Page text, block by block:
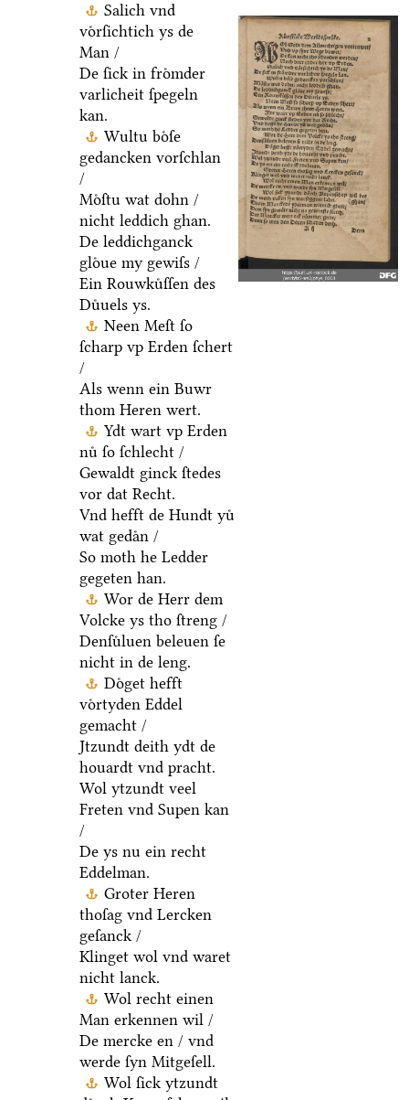
Salich vnd
voͤrſichtich ys de
Man /
De ſick in froͤmder
varlicheit ſpegeln
kan.
Wultu boͤſe
gedancken vorſchlan
/
Moͤſtu wat dohn /
nicht leddich ghan.
De leddichganck
gloͤue my gewiſs /
Ein Rouwkuͤſſen des
Duͤuels ys.
Neen Meſt ſo
ſcharp vp Erden ſchert
/
Als wenn ein Buwr
thom Heren wert.
Ydt wart vp Erden
nuͤ ſo ſchlecht /
Gewaldt ginck ſtedes
vor dat Recht.
Vnd hefft de Hundt yuͤ
wat gedaͤn /
So moth he Ledder
gegeten han.
Wor de Herr dem
Volcke ys tho ſtreng /
Denſuͤluen beleuen ſe
nicht in de leng.
Doͤget hefft
voͤrtyden Eddel
gemacht /
Jtzundt deith ydt de
houardt vnd pracht.
Wol ytzundt veel
Freten vnd Supen kan
/
De ys nu ein recht
Eddelman.
Groter Heren
thoſag vnd Lercken
geſanck /
Klinget wol vnd waret
nicht lanck.
Wol recht einen
Man erkennen wil /
De mercke en / vnd
werde ſyn Mitgeſell.
Wol ſick ytzundt